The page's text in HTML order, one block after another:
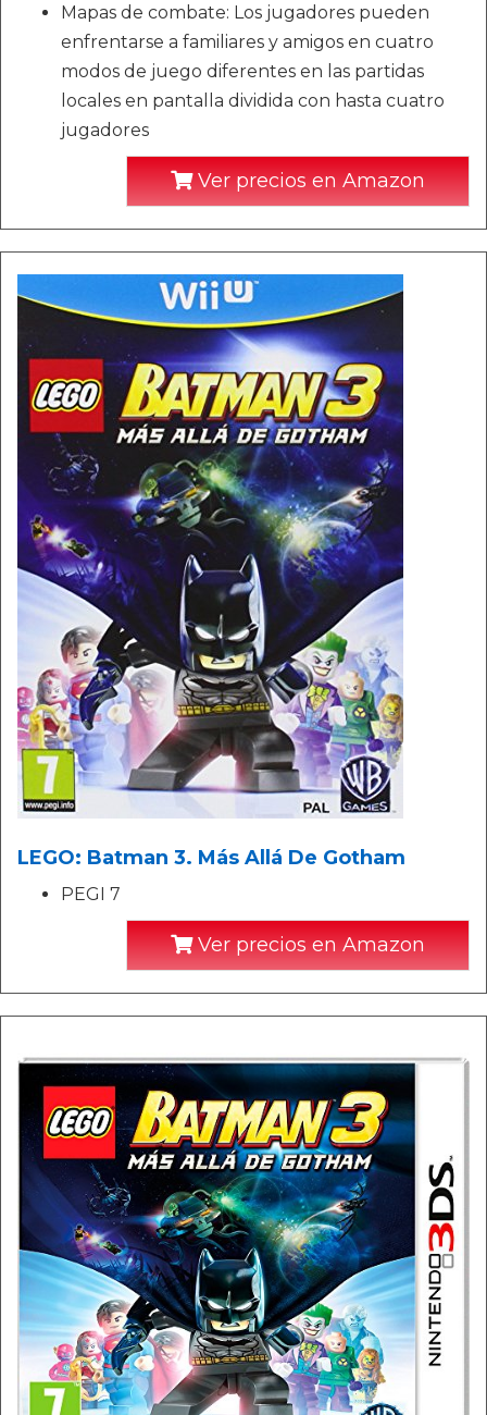
Mapas de combate: Los jugadores pueden
enfrentarse a familiares y amigos en cuatro
modos de juego diferentes en las partidas
locales en pantalla dividida con hasta cuatro
jugadores
Ver precios en Amazon
LEGO: Batman 3. Más Allá De Gotham
PEGI 7
Ver precios en Amazon